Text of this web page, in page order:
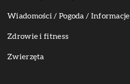
Wiadomości / Pogoda / Informacje
Zdrowie i fitness
Zwierzęta